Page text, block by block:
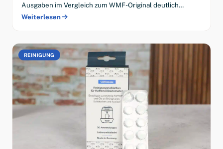
Ausgaben im Vergleich zum WMF-Original deutlich…
Weiterlesen
REINIGUNG